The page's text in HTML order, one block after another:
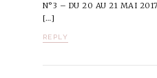
N°3 – DU 20 AU 21 MAI
[…]
REPLY